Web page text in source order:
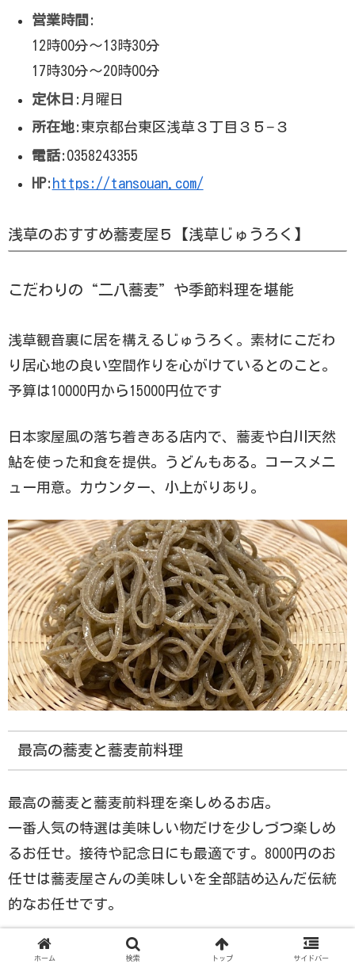
営業時間 :
12時00分～13時30分
17時30分～20時00分
定休日 :月曜日
所在地:東京都台東区浅草３丁目３５−３
電話:0358243355
HP: https://tansouan.com/
浅草のおすすめ蕎麦屋５【浅草じゅうろく】
こだわりの“二八蕎麦”や季節料理を堪能
浅草観音裏に居を構えるじゅうろく。素材にこだわ
り居心地の良い空間作りを心がけているとのこと。
予算は10000円から15000円位です
日本家屋風の落ち着きある店内で、蕎麦や白川天然
鮎を使った和食を提供。うどんもある。コースメニ
ュー用意。カウンター、小上がりあり。
最高の蕎麦と蕎麦前料理
最高の蕎麦と蕎麦前料理を楽しめるお店。
一番人気の特選は美味しい物だけを少しづつ楽しめ
るお任せ。接待や記念日にも最適です。8000円のお
任せは蕎麦屋さんの美味しいを全部詰め込んだ伝統
的なお任せです。
口コミ
ホーム 検索 トップ サイドバー